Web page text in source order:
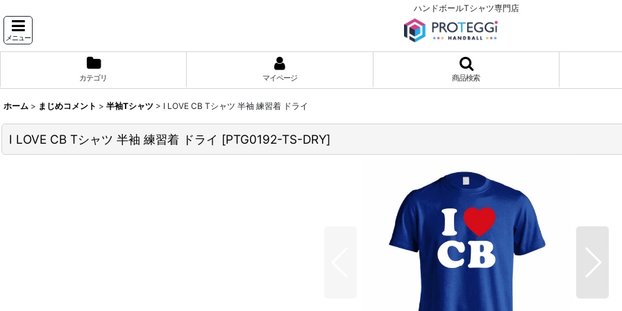
ハンドボールTシャツ専門店
メニュー
カテゴリ マイページ 商品検索
ホーム > まじめコメント > 半袖Tシャツ > I LOVE CB Tシャツ 半袖 練習着 ドライ
I LOVE CB Tシャツ 半袖 練習着 ドライ [PTG0192-TS-DRY]